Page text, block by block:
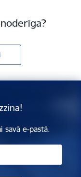
savā e-pastā.